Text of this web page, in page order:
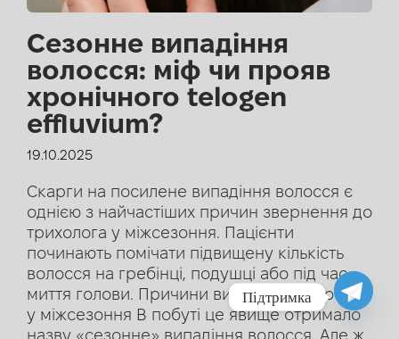
Сезонне випадіння
волосся: міф чи прояв
хронічного telogen
effluvium?
19.10.2025
Скарги на посилене випадіння волосся є
однією з найчастіших причин звернення до
трихолога у міжсезоння. Пацієнти
починають помічати підвищену кількість
волосся на гребінці, подушці або під час
миття голови. Причини випадіння волосся
у міжсезоння В побуті це явище отримало
назву «сезонне» випадіння волосся. Але ж
Підтримка